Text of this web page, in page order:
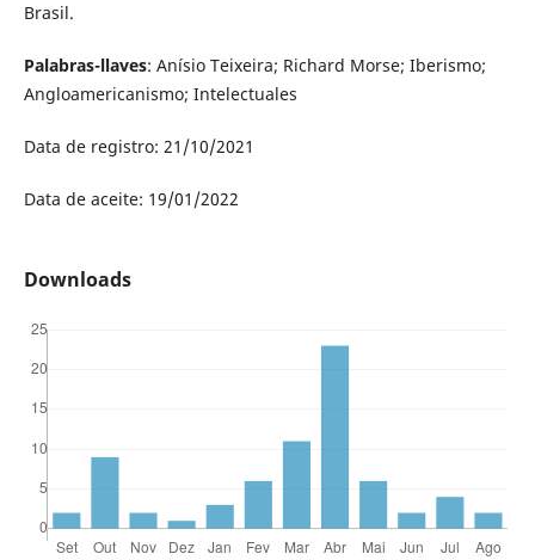
Brasil.
Palabras-llaves: Anísio Teixeira; Richard Morse; Iberismo;
Angloamericanismo; Intelectuales
Data de registro: 21/10/2021
Data de aceite: 19/01/2022
Downloads